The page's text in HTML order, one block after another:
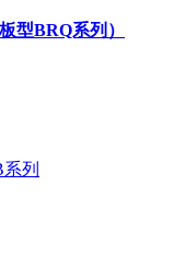
型BRQ系列）